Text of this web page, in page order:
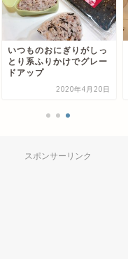
洗った水筒が早く乾く！
噂のエコカラットスティ
ックを購入しました
2018年7月16日
スポンサーリンク